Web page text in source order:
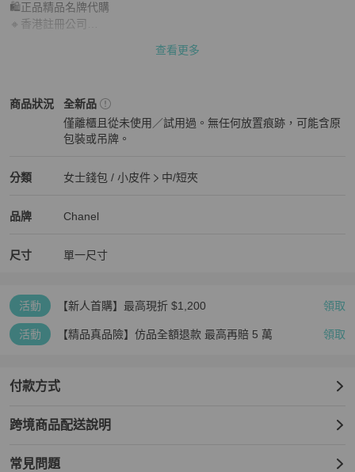
🛍️正品精品名牌代購
🔸香港註冊公司
查看更多
商品狀況
Chanel女士錢包 / 小皮件
全新品
僅離櫃且從未使用／試用過。無任何放置痕跡，可能含原
包裝或吊牌。
分類
Chanel 女士錢包 / 小皮件分類資訊
女士錢包 / 小皮件
中/短夾
品牌
Chanel 精品女士錢包 / 小皮件
Chanel
Chanel 推薦清單
尺寸 單一尺寸
活動 【新人首購】最高現折 $1,200 領取
活動 【精品真品險】仿品全額退款 最高再賠 5 萬 領取
付款方式
跨境商品配送說明
常見問題